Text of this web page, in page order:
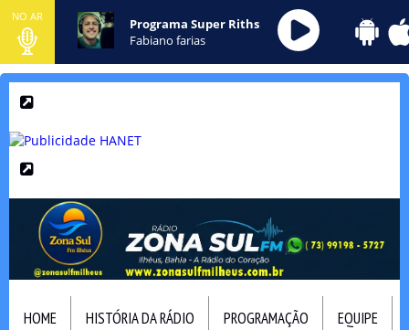
NO AR
Programa Super Riths
Fabiano farias
HOME HISTÓRIA DA RÁDIO PROGRAMAÇÃO EQUIPE